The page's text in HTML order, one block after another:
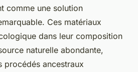
comme une solution
Ces matériaux
dans leur composition
naturelle abondante,
procédés ancestraux